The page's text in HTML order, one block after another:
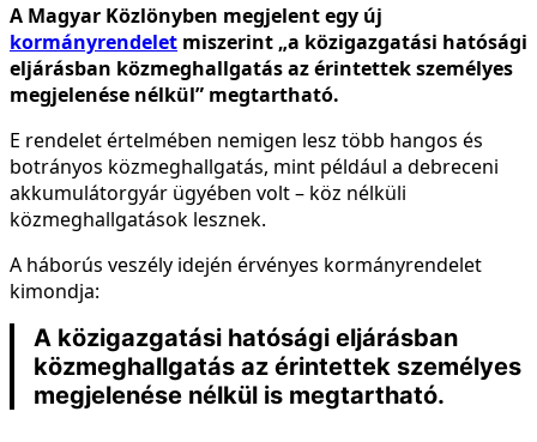
A Magyar Közlönyben megjelent egy új
kormányrendelet miszerint „a közigazgatási hatósági
eljárásban közmeghallgatás az érintettek személyes
megjelenése nélkül” megtartható.
E rendelet értelmében nemigen lesz több hangos és
botrányos közmeghallgatás, mint például a debreceni
akkumulátorgyár ügyében volt – köz nélküli
közmeghallgatások lesznek.
A háborús veszély idején érvényes kormányrendelet
kimondja:
A közigazgatási hatósági eljárásban
közmeghallgatás az érintettek személyes
megjelenése nélkül is megtartható.